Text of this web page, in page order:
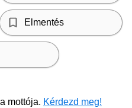
Elmentés
mottója. Kérdezd meg!